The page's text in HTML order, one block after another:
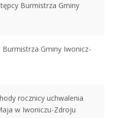
Burmistrza Gminy
Burmistrza Gminy Iwonicz-
rocznicy uchwalenia
w Iwoniczu-Zdroju